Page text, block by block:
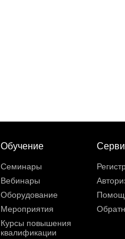
Обучение
Семинары
Вебинары
Оборудование
Мероприятия
Курсы повышения
квалификации